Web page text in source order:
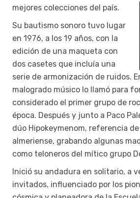
mejores colecciones del país.
Su bautismo sonoro tuvo lugar
en 1976, a los 19 años, con la
edición de una maqueta con
dos casetes que incluía una
serie de armonización de ruidos.
malogrado músico lo llamó para
considerado el primer grupo de
época. Después y junto a Paco
dúo Hipokeymenom, referencia
almeriense, grabando algunas
como teloneros del mítico grupo
Inició su andadura en solitario, a
invitados, influenciado por los